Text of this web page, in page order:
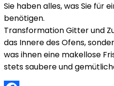
Sie haben alles, was Sie für
benötigen.
Transformation Gitter und
das Innere des Ofens,
was ihnen eine makellose
stets saubere und